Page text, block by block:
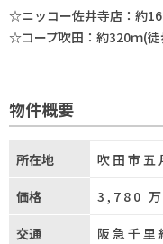
☆ニッコー佐井寺店：約
☆コープ吹田：約320ｍ(徒
物件概要
所在地 吹田市五
価格 3,780
交通
阪急千